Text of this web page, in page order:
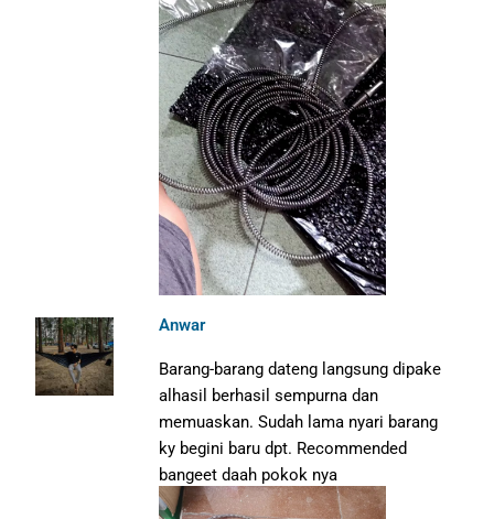
Anwar
Barang-barang dateng langsung dipake
alhasil berhasil sempurna dan
memuaskan. Sudah lama nyari barang
ky begini baru dpt. Recommended
bangeet daah pokok nya